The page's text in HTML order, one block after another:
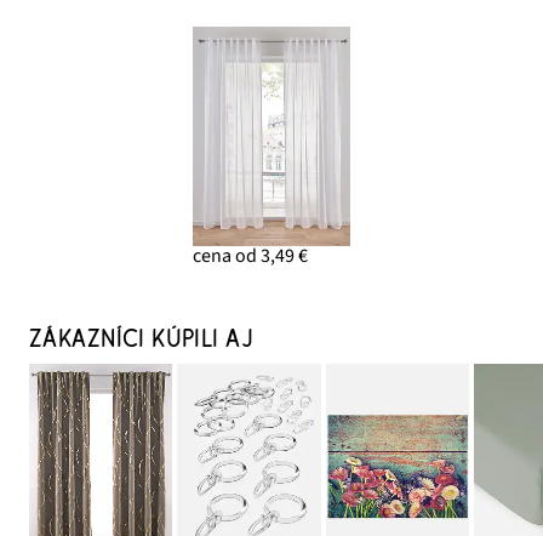
cena od 3,49 €
ZÁKAZNÍCI KÚPILI AJ